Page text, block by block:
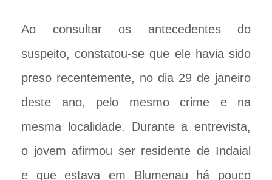
Ao consultar os antecedentes do
suspeito, constatou-se que ele havia sido
preso recentemente, no dia 29 de janeiro
deste ano, pelo mesmo crime e na
mesma localidade. Durante a entrevista,
o jovem afirmou ser residente de Indaial
e que estava em Blumenau há pouco